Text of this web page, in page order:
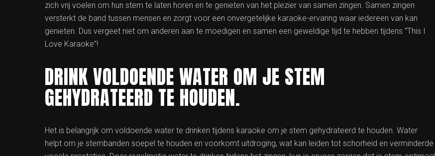
zich vrij voelen om hun stem te laten horen en te genieten van het plezier van samen zingen. Samen zingen
versterkt de band tussen mensen en zorgt voor een onvergetelijke karaoke-ervaring waar iedereen van kan
genieten. Dus vergeet niet om anderen aan te moedigen en samen een geweldige tijd te hebben tijdens “This I
Love Karaoke”!
DRINK VOLDOENDE WATER OM JE STEM
GEHYDRATEERD TE HOUDEN.
Het is belangrijk om voldoende water te drinken tijdens karaoke om je stem gehydrateerd te houden. Water
helpt om je stembanden soepel te houden en voorkomt uitdroging, wat kan leiden tot schorheid en verminderde